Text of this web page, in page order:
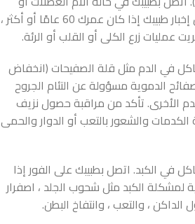
المفاصل وتيبسها. تأكد من إخبار طبيبك إذا كان عمرك 60 عامًا أو أكثر ،
عمليات زرع الكلى أو القلب أو الرئة.
في الدم مثل قلة الصفيحات (انخفاض
الدموية مسؤولة عن التئام الجروح
الأخرى. تأكد من مراقبة حصول نزيف
الكدمات والشعور بالتعب أو الدوار والحمى
في الكبد. اتصل بطبيبك على الفور إذا
لمشكلة الكبد مثل شحوب الجلد ، اصفرار
الداكن ، والتعب ، وانتفاخ البطن.